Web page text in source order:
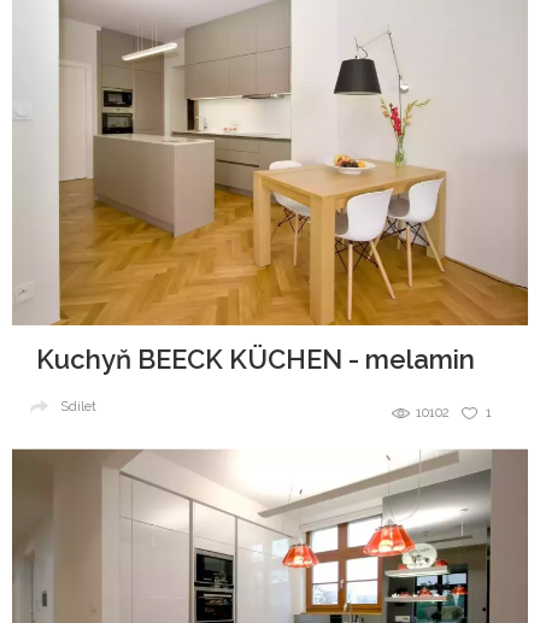
Kuchyň BEECK KÜCHEN - melamin
1
10102
Sdílet